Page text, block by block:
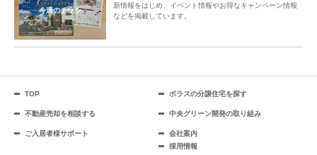
今週のチラシ
新情報をはじめ、イベント情報やお得なキャンペーン情報
などを掲載しています。
TOP ポラスの分譲住宅を探す
不動産売却を相談する 中央グリーン開発の取り組み
ご入居者様サポート
会社案内
採用情報